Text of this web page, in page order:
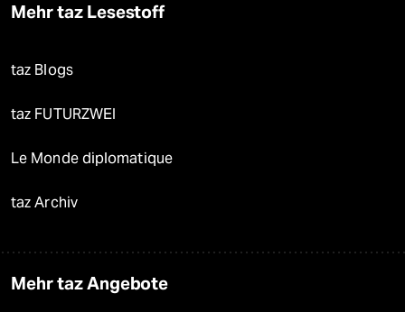
Mehr taz Lesestoff
taz Blogs
taz FUTURZWEI
Le Monde diplomatique
taz Archiv
Mehr taz Angebote